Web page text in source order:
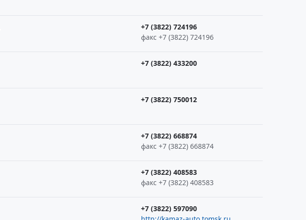
+7 (3822) 724196
факс +7 (3822) 724196
+7 (3822) 433200
+7 (3822) 750012
+7 (3822) 668874
факс +7 (3822) 668874
+7 (3822) 408583
факс +7 (3822) 408583
+7 (3822) 597090